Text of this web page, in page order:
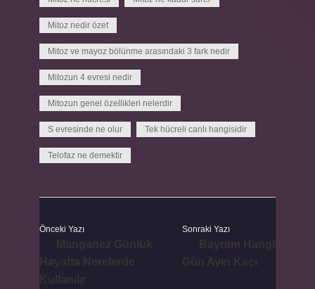
Mitoz nedir özet
Mitoz ve mayoz bölünme arasındaki 3 fark nedir
Mitozun 4 evresi nedir
Mitozun genel özellikleri nelerdir
S evresinde ne olur Tek hücreli canlı hangisidir
Telofaz ne demektir
Önceki Yazı Sonraki Yazı